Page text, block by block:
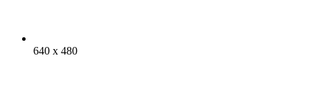
640 х 480